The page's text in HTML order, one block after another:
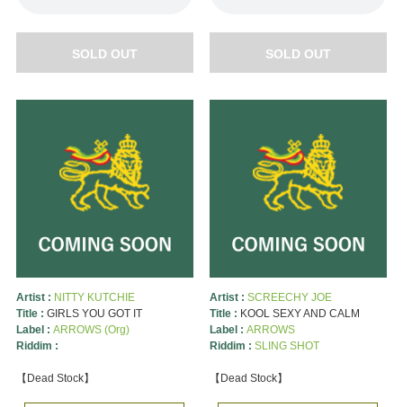
SOLD OUT SOLD OUT
Artist : NITTY KUTCHIE
Title : GIRLS YOU GOT IT
Label : ARROWS (Org)
Riddim :
【Dead Stock】
Artist : SCREECHY JOE
Title : KOOL SEXY AND CALM
Label : ARROWS
Riddim : SLING SHOT
【Dead Stock】